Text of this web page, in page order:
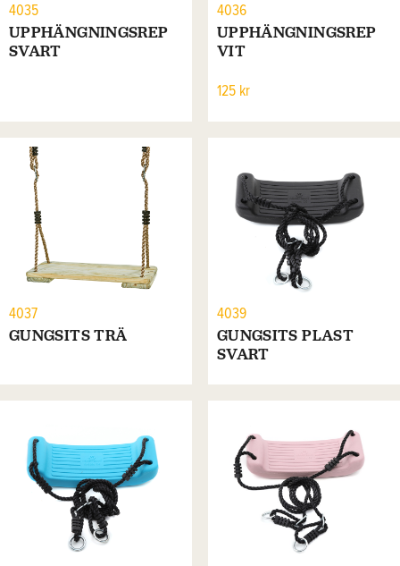
4035
UPPHÄNGNINGSREP
SVART
4036
UPPHÄNGNINGSREP
VIT
125 kr
4037
GUNGSITS TRÄ
4039
GUNGSITS PLAST
SVART